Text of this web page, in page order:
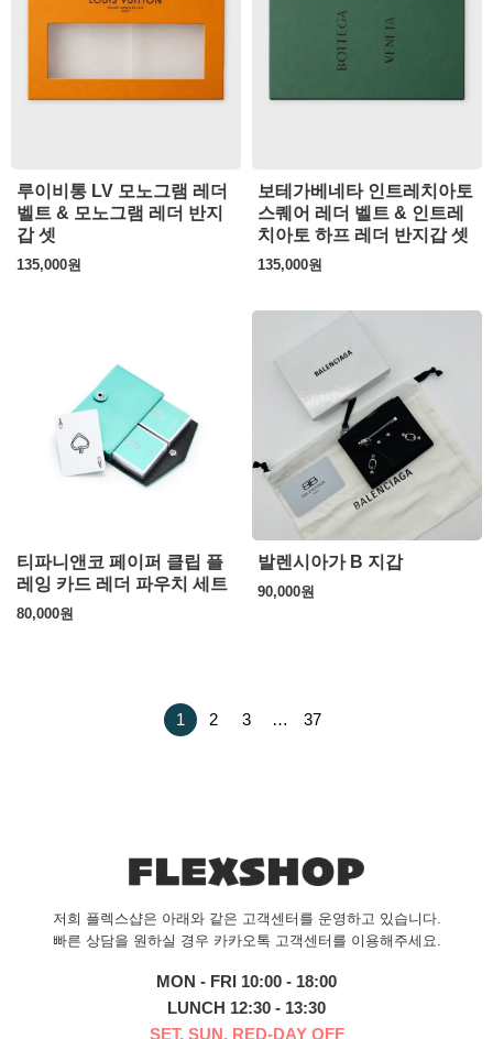
루이비통 LV 모노그램 레더
벨트 & 모노그램 레더 반지
갑 셋
135,000원
보테가베네타 인트레치아토
스퀘어 레더 벨트 & 인트레
치아토 하프 레더 반지갑 셋
135,000원
티파니앤코 페이퍼 클립 플
레잉 카드 레더 파우치 세트
80,000원
발렌시아가 B 지갑
90,000원
1 2 3 … 37
저희 플렉스샵은 아래와 같은 고객센터를 운영하고 있습니다.
빠른 상담을 원하실 경우 카카오톡 고객센터를 이용해주세요.
MON - FRI 10:00 - 18:00
LUNCH 12:30 - 13:30
SET, SUN, RED-DAY OFF